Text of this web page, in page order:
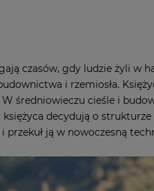
czasów, gdy ludzie żyli w
i rzemiosła.
W średniowieczu cieśle i
decydują o
przekuł ją w nowoczesną